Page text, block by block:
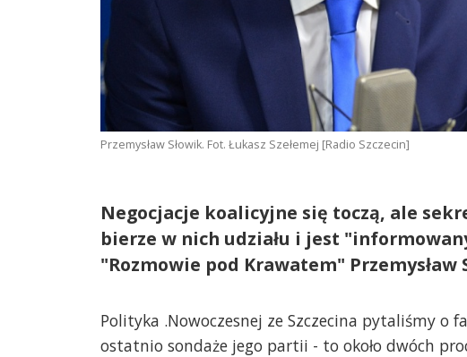
Przemysław Słowik. Fot. Łukasz Szełemej [Radio Szczecin]
Negocjacje koalicyjne się toczą, ale
bierze w nich udziału i jest
"Rozmowie pod Krawatem" Przemysław
Polityka .Nowoczesnej ze Szczecina pytaliśmy o
ostatnio sondaże jego partii - to około dwóch